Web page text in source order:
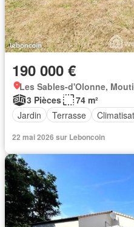
190 000 €
Les Sables-d'Olonne,
3 Pièces
74 m²
Jardin
Terrasse
22 mai 2026 sur Leboncoin